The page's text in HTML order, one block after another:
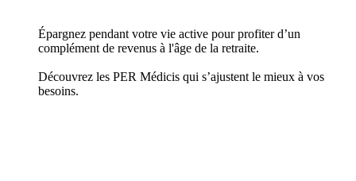
Épargnez pendant votre vie active pour profiter d’un
complément de revenus à l'âge de la retraite.
Découvrez les PER Médicis qui s’ajustent le mieux à vos
besoins.